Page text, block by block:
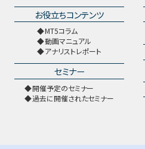
お役立ちコンテンツ
MT5コラム
動画マニュアル
アナリストレポート
セミナー
開催予定のセミナー
過去に開催されたセミナー